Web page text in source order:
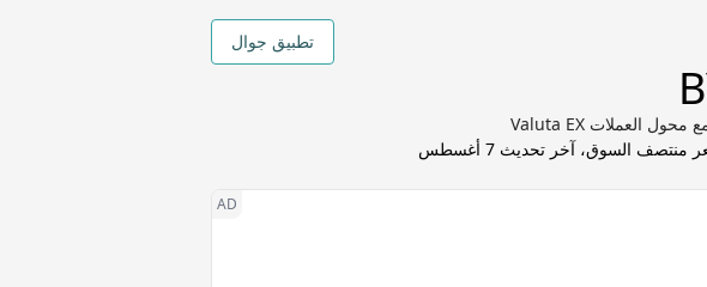
تطبيق جوال
منتصف السوق، آخر تحديث
7 أغسطس